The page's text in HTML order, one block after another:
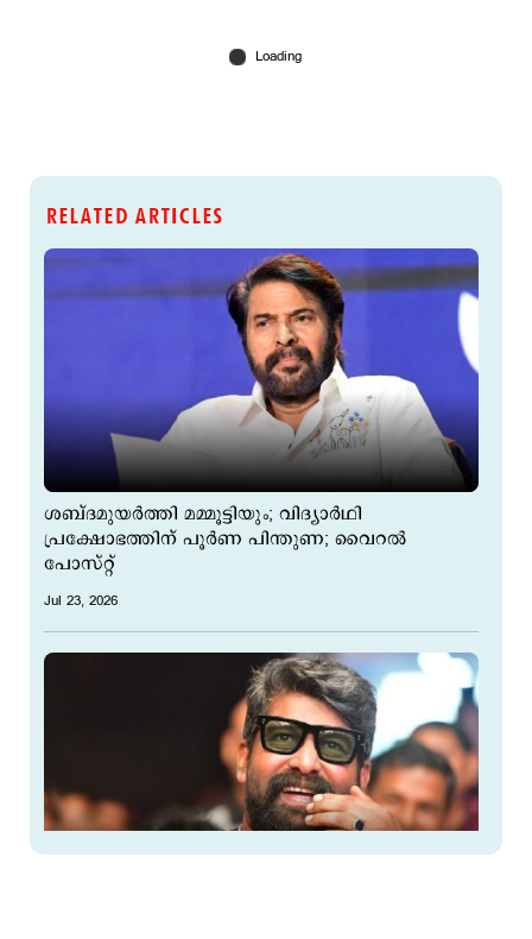
RELATED ARTICLES
ശബ്ദമുയര്‍ത്തി മമ്മൂട്ടിയും; വിദ്യാര്‍ഥി
പ്രക്ഷോഭത്തിന് പൂര്‍ണ പിന്തുണ; വൈറല്‍
പോസ്റ്റ്
Jul 23, 2026